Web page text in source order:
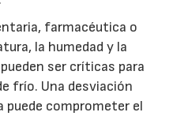
farmacéutica o
la humedad y la
ser críticas para
frío. Una desviación
puede comprometer el